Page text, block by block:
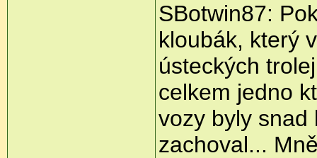
SBotwin87:
kloubák, který
ústeckých
celkem jedno
vozy byly snad
zachoval...